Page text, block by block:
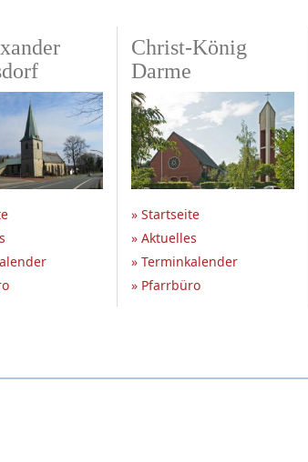
Christ-König
Darme
» Startseite
» Aktuelles
» Terminkalender
» Pfarrbüro